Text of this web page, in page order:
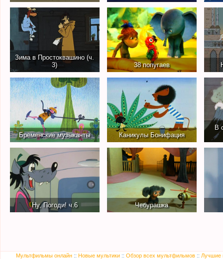
Зима в Простоквашино (ч.
3)
38 попугаев
Бременские музыканты Каникулы Бонифация
В
Ну, Погоди! ч.6 Чебурашка
Мультфильмы онлайн:: Новые мультики:: Обзор всех мультфильмов:: Лучшие